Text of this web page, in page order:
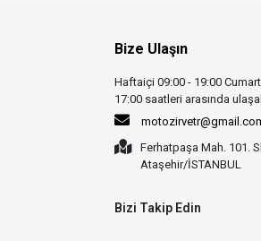
Bize Ulaşın
Haftaiçi 09:00 - 19:00
17:00 saatleri arasında
Ferhatpaşa Mah. 101.
Ataşehir/İSTANBUL
Bizi Takip Edin